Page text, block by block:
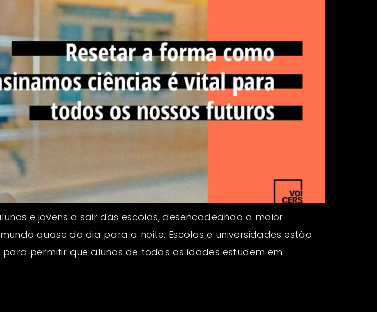
e jovens a sair das escolas, desencadeando a maior
quase do dia para a noite. Escolas e universidades estão
permitir que alunos de todas as idades estudem em